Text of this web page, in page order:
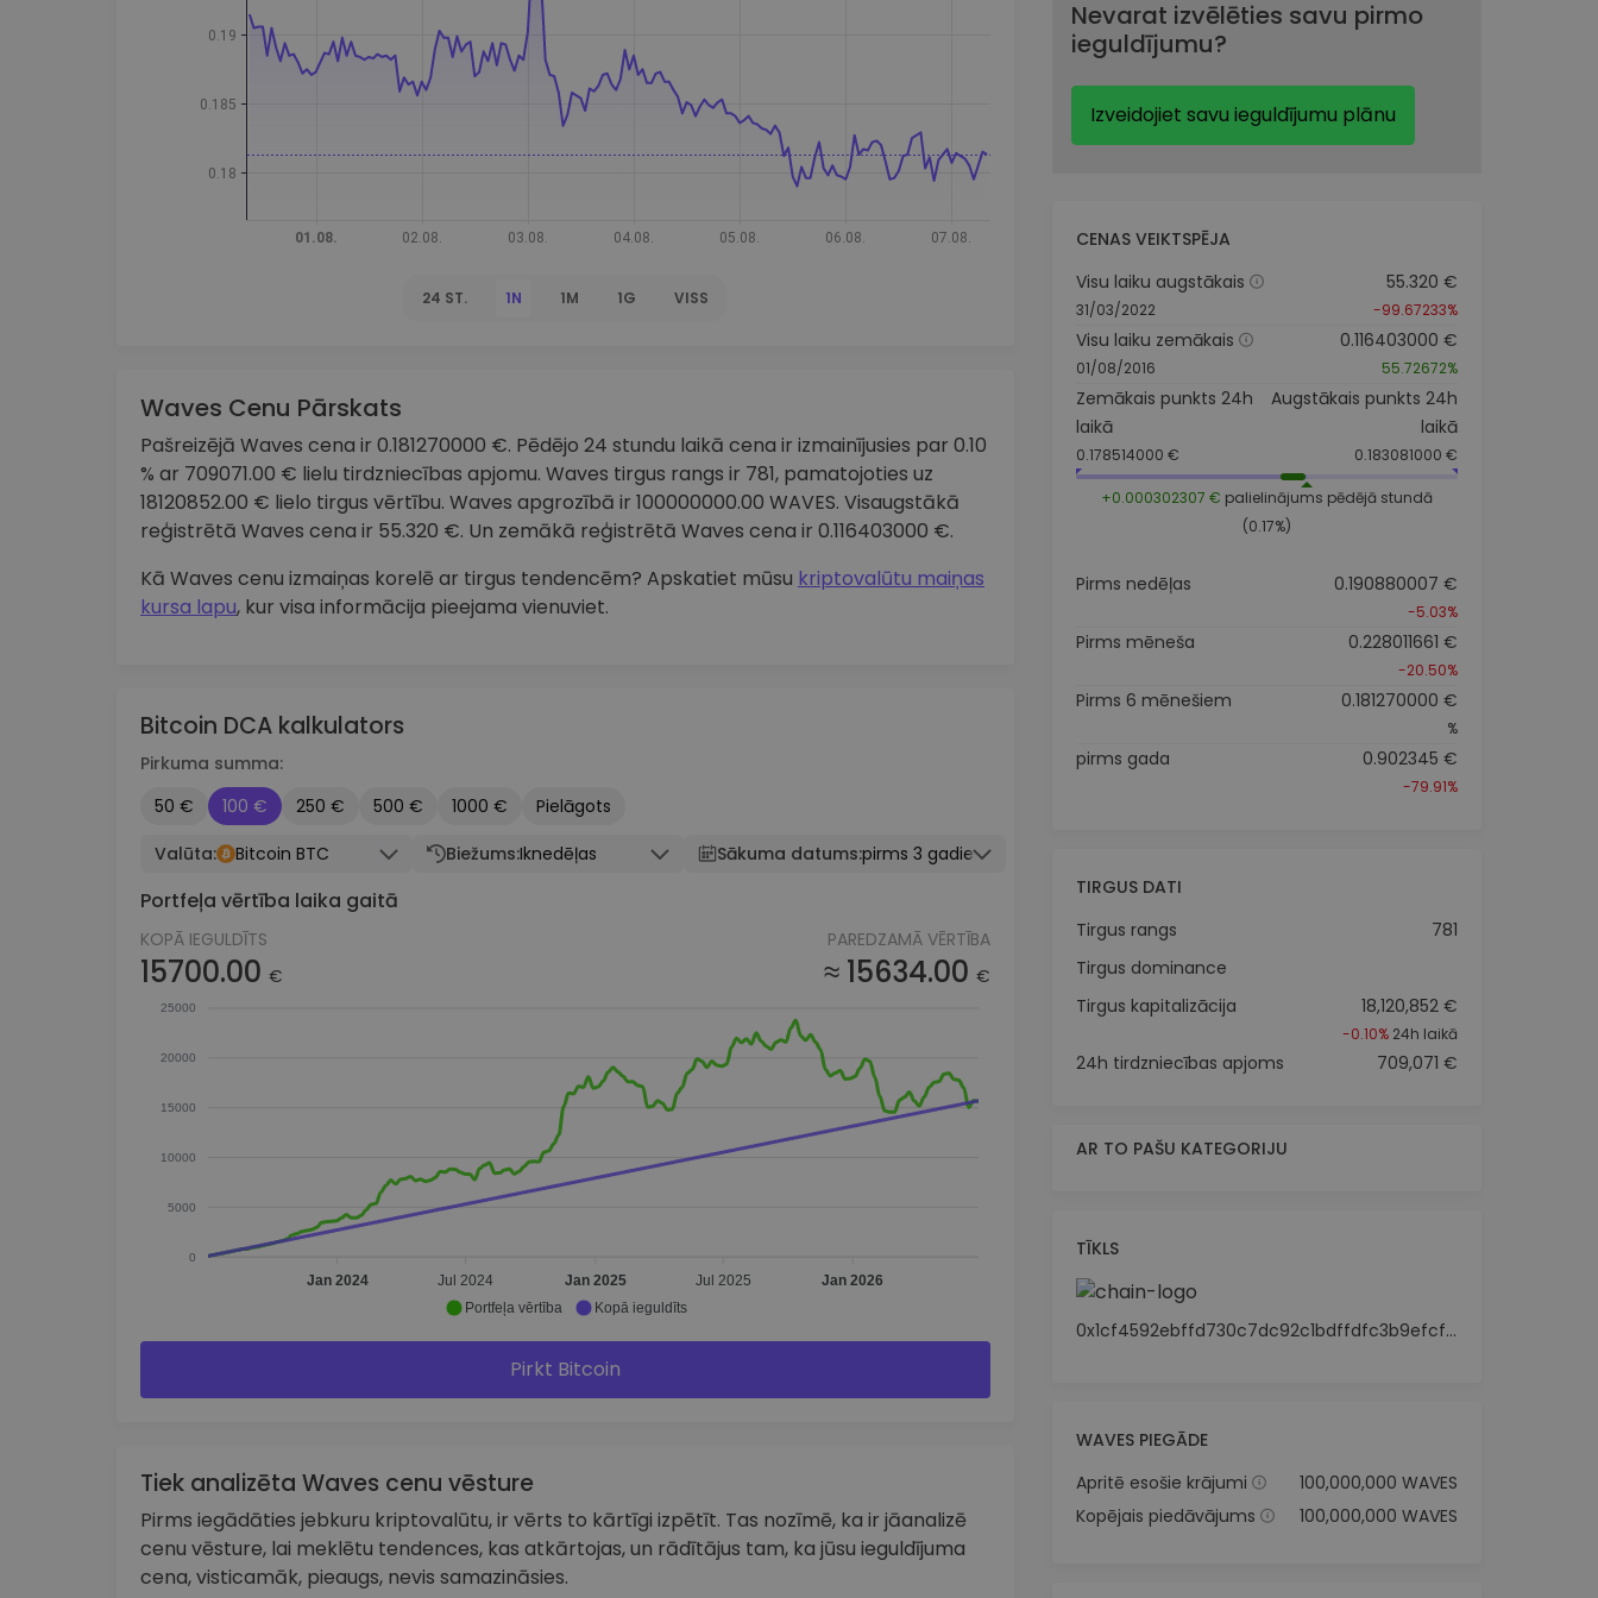
Ieguldījumu palīgs
Atrodi savu kripto stratēģiju
24 ST. 1N 1M 1G VISS
Waves Cenu Pārskats
Pašreizējā Waves cena ir 0.181270000 €. Pēdējo 24 stundu laikā cena ir izmainījusies par 0.10
% ar 709071.00 € lielu tirdzniecības apjomu. Waves tirgus rangs ir 781, pamatojoties uz
18120852.00 € lielo tirgus vērtību. Waves apgrozībā ir 100000000.00 WAVES. Visaugstākā
reģistrētā Waves cena ir 55.320 €. Un zemākā reģistrētā Waves cena ir 0.116403000 €.
Kā Waves cenu izmaiņas korelē ar tirgus tendencēm? Apskatiet mūsu kriptovalūtu maiņas
kursa lapu, kur visa informācija pieejama vienuviet.
Bitcoin DCA kalkulators
Pirkuma summa:
50 €
100 € 250 € 500 € 1000 €
Pielāgots
Valūta:
Bitcoin BTC Biežums:Iknedēļas Sākuma datums:pirms 3 gadiem
Portfeļa vērtība laika gaitā
KOPĀ IEGULDĪTS
15700.00 €
PAREDZAMĀ VĒRTĪBA
≈ 15634.00 €
25000
20000
15000
10000
5000
0
Jan 2024 Jul 2024 Jan 2025 Jul 2025 Jan 2026
Portfeļa vērtība Kopā ieguldīts
Pirkt Bitcoin
Tiek analizēta Waves cenu vēsture
Pirms iegādāties jebkuru kriptovalūtu, ir vērts to kārtīgi izpētīt. Tas nozīmē, ka ir jāanalizē
cenu vēsture, lai meklētu tendences, kas atkārtojas, un rādītājus tam, ka jūsu ieguldījuma
cena, visticamāk, pieaugs, nevis samazināsies.
Nevarat izvēlēties savu pirmo
ieguldījumu?
Izveidojiet savu ieguldījumu plānu
CENAS VEIKTSPĒJA
Visu laiku augstākais
31/03/2022
55.320 €
-99.67233%
Visu laiku zemākais
01/08/2016
0.116403000 €
55.72672%
Zemākais punkts 24h
laikā
0.178514000 €
Augstākais punkts 24h
laikā
0.183081000 €
+0.000302307 € palielinājums pēdējā stundā
(0.17%)
Pirms nedēļas 0.190880007 €
-5.03%
Pirms mēneša 0.228011661 €
-20.50%
Pirms 6 mēnešiem 0.181270000 €
%
pirms gada 0.902345 €
-79.91%
TIRGUS DATI
Tirgus rangs
781
Tirgus dominance
Tirgus kapitalizācija
18,120,852 €
-0.10%24h laikā
24h tirdzniecības apjoms 709,071 €
AR TO PAŠU KATEGORIJU
TĪKLS
0x1cf4592ebffd730c7dc92c1bdffdfc3b9efcf29a
WAVES PIEGĀDE
Apritē esošie krājumi
100,000,000 WAVES
Kopējais piedāvājums
100,000,000 WAVES